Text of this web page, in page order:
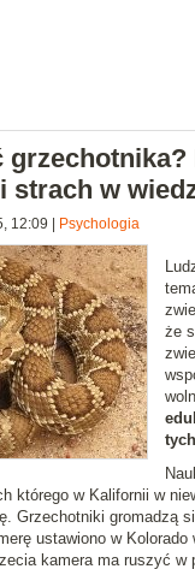
grzechotnika?
strach w
12:09 Psychologia
że
którego w Kalifornii w
Grzechotniki gromadzą
ustawiono w
kamera ma ruszyć w